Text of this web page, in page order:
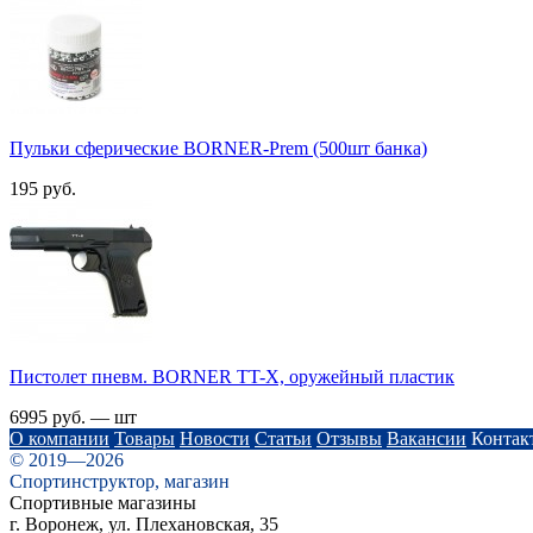
Пульки сферические BORNER-Prem (500шт банка)
195 руб.
Пистолет пневм. BORNER TT-X, оружейный пластик
6995 руб. — шт
О компании Товары Новости Статьи Отзывы Вакансии
© 2019—2026
Спортинструктор, магазин
Спортивные магазины
г. Воронеж, ул. Плехановская, 35